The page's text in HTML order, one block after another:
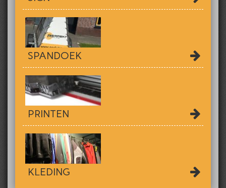
SPANDOEK
PRINTEN
KLEDING